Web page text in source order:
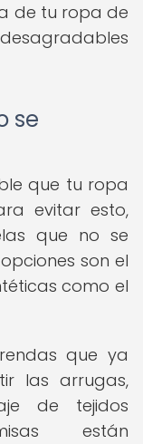
de tu ropa de
se
que tu ropa
evitar esto,
que no se
son el
como el
que ya
las arrugas,
de tejidos
están